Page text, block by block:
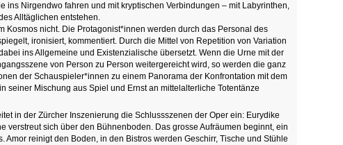
ins Nirgendwo fahren und mit kryptischen Verbindungen – mit Labyrinthen,
Alltäglichen entstehen.
Kosmos nicht. Die Protagonist*innen werden durch das Personal des
ironisiert, kommentiert. Durch die Mittel von Repetition von Variation
ins Allgemeine und Existenzialische übersetzt. Wenn die Urne mit der
von Person zu Person weitergereicht wird, so werden die ganz
der Schauspieler*innen zu einem Panorama der Konfrontation mit dem
seiner Mischung aus Spiel und Ernst an mittelalterliche Totentänze
in der Zürcher Inszenierung die Schlussszenen der Oper ein: Eurydike
verstreut sich über den Bühnenboden. Das grosse Aufräumen beginnt, ein
Amor reinigt den Boden, in den Bistros werden Geschirr, Tische und Stühle